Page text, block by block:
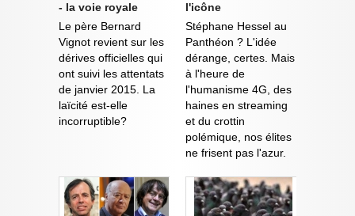
- la voie royale
Le père Bernard
Vignot revient sur les
dérives officielles qui
ont suivi les attentats
de janvier 2015. La
laïcité est-elle
incorruptible?
l'icône
Stéphane Hessel au
Panthéon ? L'idée
dérange, certes. Mais
à l'heure de
l'humanisme 4G, des
haines en streaming
et du crottin
polémique, nos élites
ne frisent pas l'azur.